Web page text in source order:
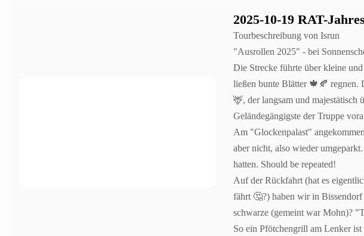
2025-10-19 RAT-
Tourbeschreibung von Isrun
"Ausrollen 2025" - bei
Die Strecke führte über kleine
ließen bunte Blätter 🍁🍂 regnen.
🦌, der langsam und majestätisch
Geländegängigste der Truppe
Am "Glockenpalast"
aber nicht, also wieder
hatten. Should be repeated!
Auf der Rückfahrt (hat es
fährt 🤔?) haben wir in
schwarze (gemeint war Mohn)?
So ein Pfötchengrill am Lenker